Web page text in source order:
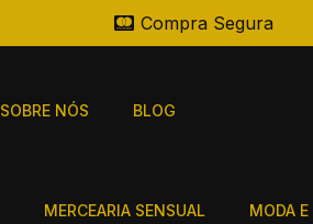
Compra Segura
SOBRE NÓS BLOG
MERCEARIA SENSUAL MODA E